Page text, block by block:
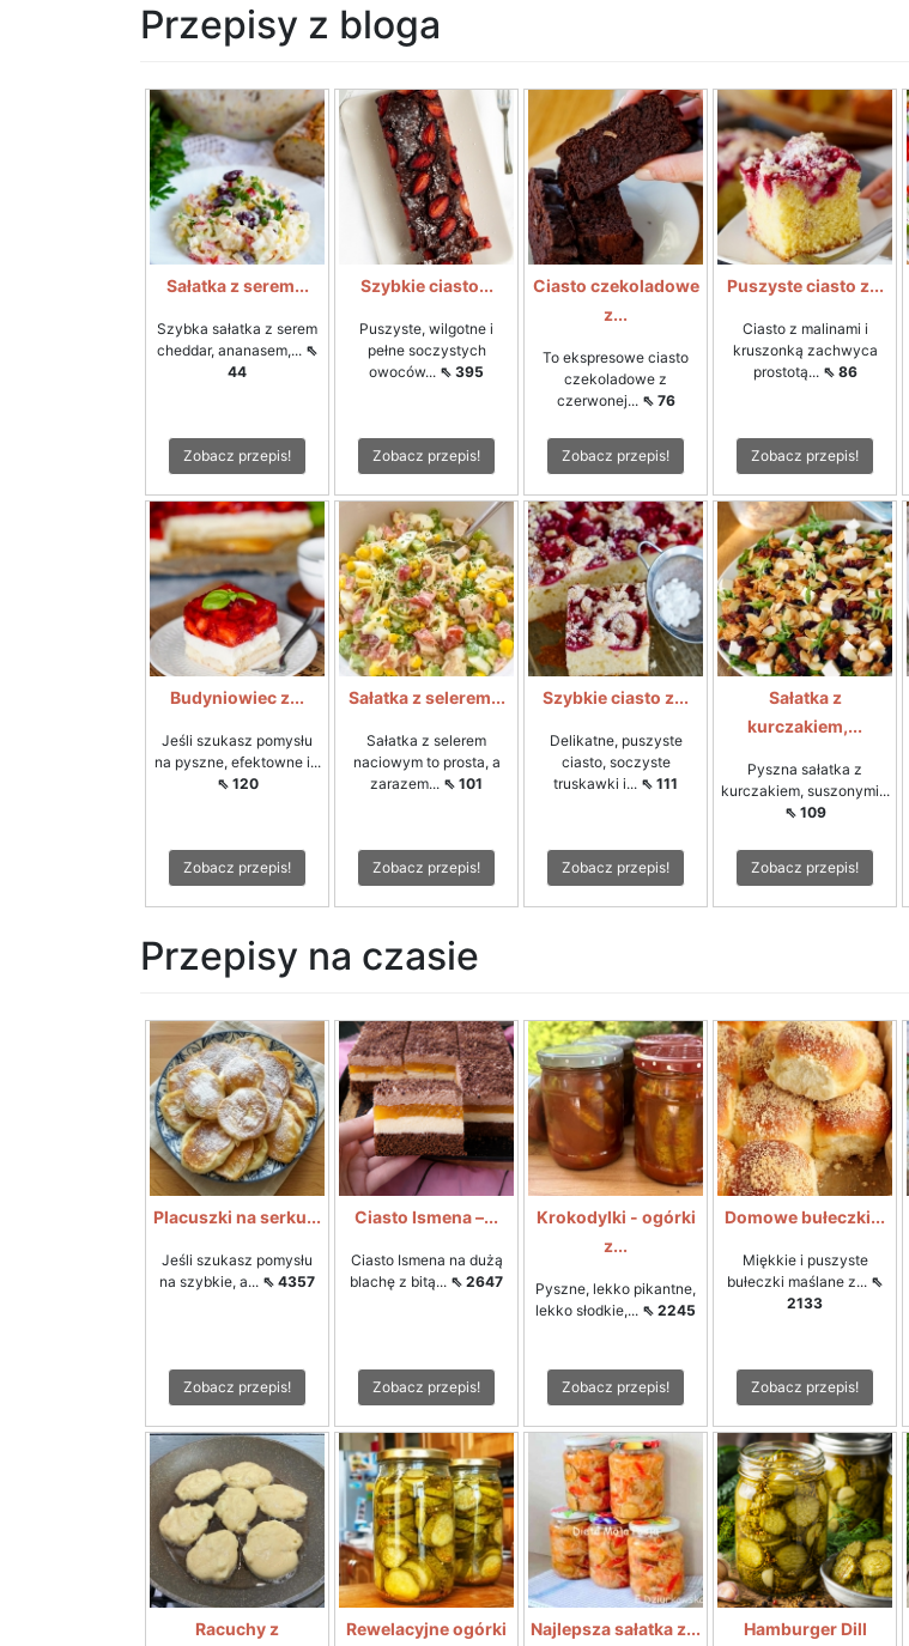
Przepisy z bloga
Sałatka z serem...
Szybka sałatka z serem
cheddar, ananasem,... ⇖
44
Zobacz przepis!
Szybkie ciasto...
Puszyste, wilgotne i
pełne soczystych
owoców... ⇖ 395
Zobacz przepis!
Ciasto czekoladowe
z...
To ekspresowe ciasto
czekoladowe z
czerwonej... ⇖ 76
Zobacz przepis!
Puszyste ciasto z...
Ciasto z malinami i
kruszonką zachwyca
prostotą... ⇖ 86
Zobacz przepis!
Budyniowiec z...
Jeśli szukasz pomysłu
na pyszne, efektowne i...
⇖ 120
Zobacz przepis!
Sałatka z selerem...
Sałatka z selerem
naciowym to prosta, a
zarazem... ⇖ 101
Zobacz przepis!
Szybkie ciasto z...
Delikatne, puszyste
ciasto, soczyste
truskawki i... ⇖ 111
Zobacz przepis!
Sałatka z
kurczakiem,...
Pyszna sałatka z
kurczakiem, suszonymi...
⇖ 109
Zobacz przepis!
Przepisy na czasie
Placuszki na serku...
Jeśli szukasz pomysłu
na szybkie, a... ⇖ 4357
Zobacz przepis!
Ciasto Ismena –...
Ciasto Ismena na dużą
blachę z bitą... ⇖ 2647
Zobacz przepis!
Krokodylki - ogórki
z...
Pyszne, lekko pikantne,
lekko słodkie,... ⇖ 2245
Zobacz przepis!
Domowe bułeczki...
Miękkie i puszyste
bułeczki maślane z... ⇖
2133
Zobacz przepis!
Racuchy z Rewelacyjne ogórki Najlepsza sałatka z... Hamburger Dill